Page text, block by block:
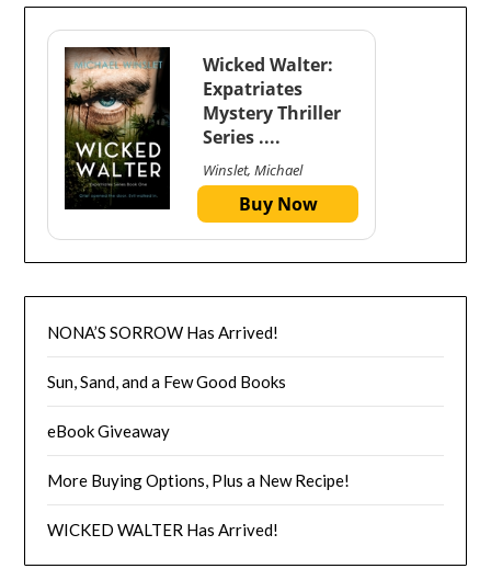
Wicked Walter:
Expatriates
Mystery Thriller
Series ....
Winslet, Michael
Buy Now
NONA’S SORROW Has Arrived!
Sun, Sand, and a Few Good Books
eBook Giveaway
More Buying Options, Plus a New Recipe!
WICKED WALTER Has Arrived!